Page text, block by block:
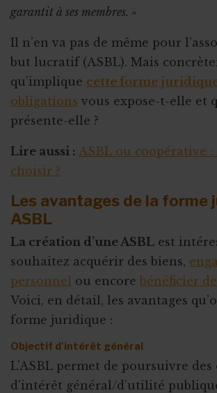
garantit à ses membres. »
Il n’en va pas de même pour
but lucratif (ASBL). Mais
qu’implique cette forme
obligations vous expose-t-elle et
présente-elle ?
Lire aussi : ASBL ou coopérative
choisir ?
Les avantages de la forme
ASBL
La création d’une ASBL est
souhaitez acquérir des biens,
personnel ou encore bénéficier
Voici, en détail, les avantages
forme juridique :
Objectif d'intérêt général
L'ASBL permet de poursuivre des
d'intérêt général/d’utilité